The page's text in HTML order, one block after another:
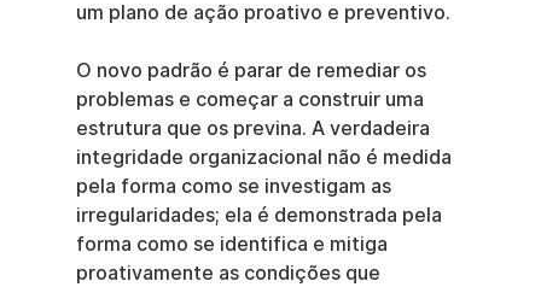
um plano de ação proativo e preventivo.
O novo padrão é parar de remediar os
problemas e começar a construir uma
estrutura que os previna. A verdadeira
integridade organizacional não é medida
pela forma como se investigam as
irregularidades; ela é demonstrada pela
forma como se identifica e mitiga
proativamente as condições que